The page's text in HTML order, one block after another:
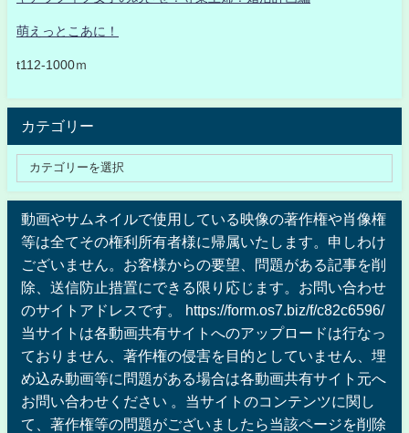
萌えっとこあに！
t112-1000ｍ
カテゴリー
動画やサムネイルで使用している映像の著作権や肖像権
等は全てその権利所有者様に帰属いたします。申しわけ
ございません。お客様からの要望、問題がある記事を削
除、送信防止措置にできる限り応じます。お問い合わせ
のサイトアドレスです。 https://form.os7.biz/f/c82c6596/
当サイトは各動画共有サイトへのアップロードは行なっ
ておりません、著作権の侵害を目的としていません、埋
め込み動画等に問題がある場合は各動画共有サイト元へ
お問い合わせください 。当サイトのコンテンツに関し
て、著作権等の問題がございましたら当該ページを削除